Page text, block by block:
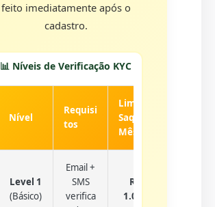
feito imediatamente após o
cadastro.
📊 Níveis de Verificação KYC
Nível
Requisi
tos
Limite
Saque/
Mês
Level 1
(Básico)
Email +
SMS
verifica
R$
1.000